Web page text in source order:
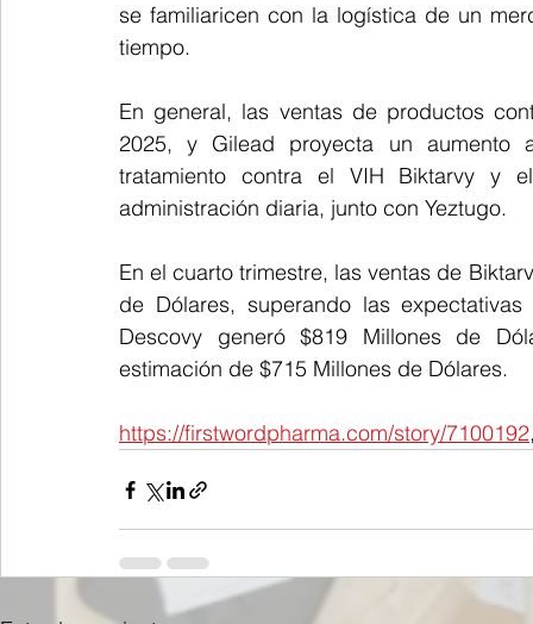
se familiaricen con la logística de un
tiempo.
En general, las ventas de productos
2025, y Gilead proyecta un
tratamiento contra el VIH Biktarvy y
administración diaria, junto con Yeztugo.
En el cuarto trimestre, las ventas de
de Dólares, superando las
Descovy generó $819 Millones de
estimación de $715 Millones de Dólares.
https://firstwordpharma.com/story/7100192